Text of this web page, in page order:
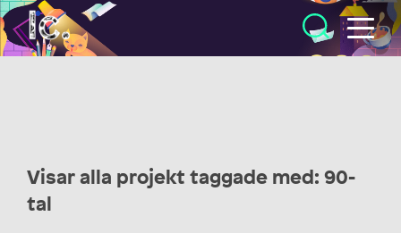
Illustratörcentrum
Visar alla projekt taggade med: 90-
tal